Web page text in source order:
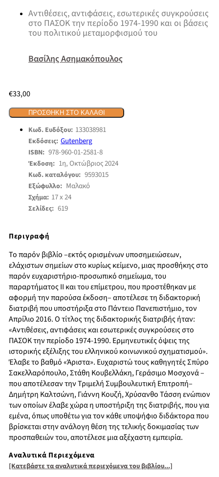
Αντιθέσεις, αντιφάσεις, εσωτερικές συγκρούσεις
στο ΠΑΣΟΚ την περίοδο 1974-1990 και οι βάσεις
του πολιτικού μεταμορφισμού του
Βασίλης Ασημακόπουλος
€33,00
ΠΡΟΣΘΉΚΗ ΣΤΟ ΚΑΛΆΘΙ
Κωδ. Ευδόξου: 133038981
Εκδόσεις: Gutenberg
ISBN: 978-960-01-2581-8
Έκδοση: 1η, Οκτώβριος 2024
Κωδ. καταλόγου: 9593015
Εξώφυλλο: Μαλακό
Σχήμα: 17 x 24
Σελίδες: 619
Περιγραφή
Το παρόν βιβλίο –εκτός ορισμένων υποσημειώσεων,
ελάχιστων σημείων στο κυρίως κείμενο, μιας προσθήκης στο
παρόν ευχαριστήριο-προσωπικό σημείωμα, του
παραρτήματος ΙΙ και του επίμετρου, που προστέθηκαν με
αφορμή την παρούσα έκδοση– αποτέλεσε τη διδακτορική
διατριβή που υποστήριξα στο Πάντειο Πανεπιστήμιο, τον
Απρίλιο 2016. Ο τίτλος της διδακτορικής διατριβής ήταν:
«Αντιθέσεις, αντιφάσεις και εσωτερικές συγκρούσεις στο
ΠΑΣΟΚ την περίοδο 1974-1990. Ερμηνευτικές όψεις της
ιστορικής εξέλιξης του ελληνικού κοινωνικού σχηματισμού».
Έλαβε το βαθμό «Άριστα». Ευχαριστώ τους καθηγητές Σπύρο
Σακελλαρόπουλο, Στάθη Κουβελλάκη, Γεράσιμο Μοσχονά –
που αποτέλεσαν την Τριμελή Συμβουλευτική Επιτροπή–
Δημήτρη Καλτσώνη, Γιάννη Κουζή, Χρύσανθο Τάσση ενώπιον
των οποίων έλαβε χώρα η υποστήριξη της διατριβής, που για
εμένα, όπως υποθέτω για τον κάθε υποψήφιο διδάκτορα που
βρίσκεται στην ανάλογη θέση της τελικής δοκιμασίας των
προσπαθειών του, αποτέλεσε μια αξέχαστη εμπειρία.
Αναλυτικά Περιεχόμενα
[Κατεβάστε τα αναλυτικά περιεχόμενα του βιβλίου...]